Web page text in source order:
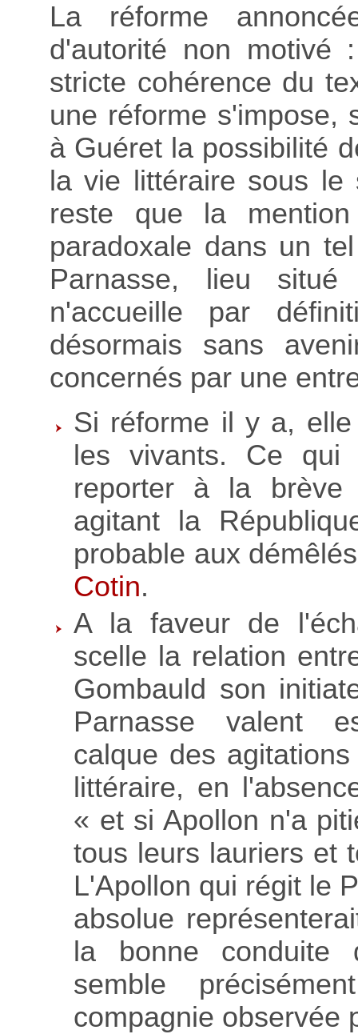
La réforme
d'autorité non
stricte cohérence du
une réforme s'impose,
à Guéret la possibilité
la vie littéraire sous
reste que la
paradoxale dans un
Parnasse, lieu
n'accueille par
désormais sans
concernés par une
Si réforme il y a,
les vivants. Ce
reporter à la brève
agitant la
probable aux
Cotin.
A la faveur de
scelle la relation
Gombauld son
Parnasse valent
calque des
littéraire, en
« et si Apollon n'a
tous leurs lauriers et
L'Apollon qui régit le
absolue
la bonne conduite
semble
compagnie observée